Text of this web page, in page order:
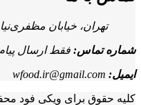
تهران، خیابان
شماره تماس: فقط ارسال پیام از
ایمیل: wfood.ir@gmail.com
کلیه حقوق برای ویکی فود